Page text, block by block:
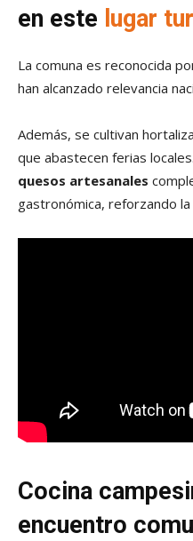
en este lugar
La comuna es reconocida
han alcanzado relevancia
Además, se cultivan
que abastecen ferias
quesos artesanales
gastronómica, reforzando
Cocina
encuentro